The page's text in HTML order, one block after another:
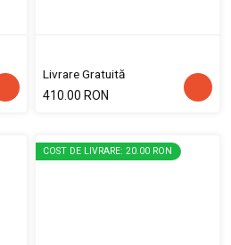
Livrare Gratuită
410.00 RON
COST DE LIVRARE: 20.00 RON